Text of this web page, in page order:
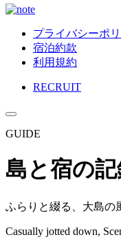
プライバシーポ
宿泊約款
利用規約
RECRUIT
GUIDE
島と宿の
ふらりと綴る、大島の
Casually jotted down,